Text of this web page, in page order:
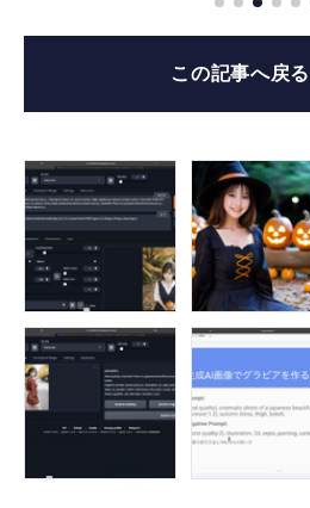
この記事へ戻る